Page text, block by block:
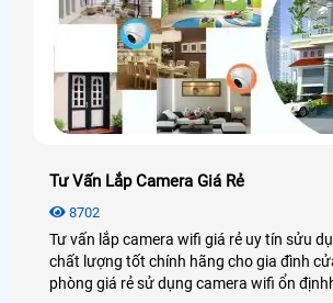
Tư Vấn Lắp Camera Giá Rẻ
8702
Tư vấn lắp camera wifi giá rẻ uy tín sửu
chất lượng tốt chính hãng cho gia đình
phòng giá rẻ sử dụng camera wifi ổn